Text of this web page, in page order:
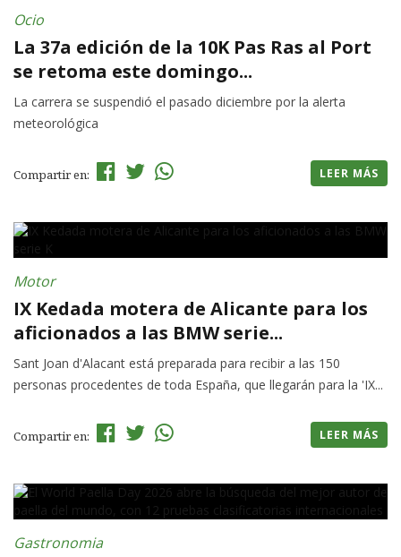
Ocio
La 37a edición de la 10K Pas Ras al Port
se retoma este domingo...
La carrera se suspendió el pasado diciembre por la alerta
meteorológica
Compartir en: LEER MÁS
Motor
IX Kedada motera de Alicante para los
aficionados a las BMW serie...
Sant Joan d'Alacant está preparada para recibir a las 150
personas procedentes de toda España, que llegarán para la 'IX...
Compartir en: LEER MÁS
Gastronomia